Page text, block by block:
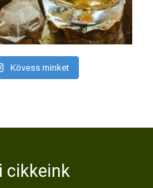
Kövess minket
cikkeink